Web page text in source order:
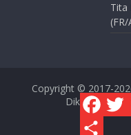
Tita
(FR/
Copyright © 2017-
Dikelola oleh
F
a
c i